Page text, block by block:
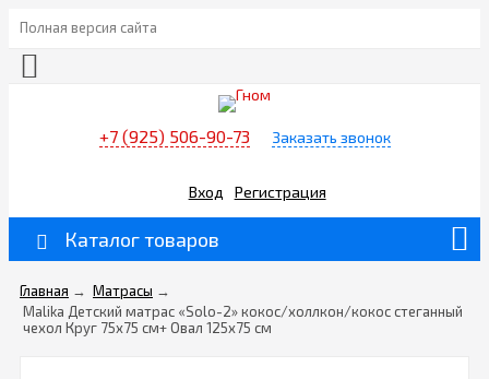
Полная версия сайта
+7 (925) 506-90-73 Заказать звонок
Вход Регистрация
Каталог товаров
Главная → Матрасы →
Malika Детский матрас «Solo-2» кокос/холлкон/кокос стеганный
чехол Круг 75х75 см+ Овал 125х75 см